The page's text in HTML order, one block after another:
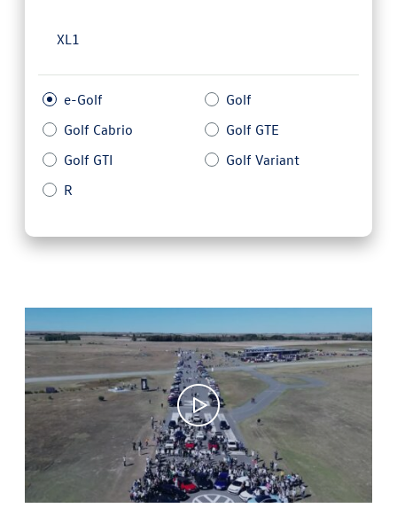
XL1
e-Golf
Golf
Golf Cabrio
Golf GTE
Golf GTI
Golf Variant
R